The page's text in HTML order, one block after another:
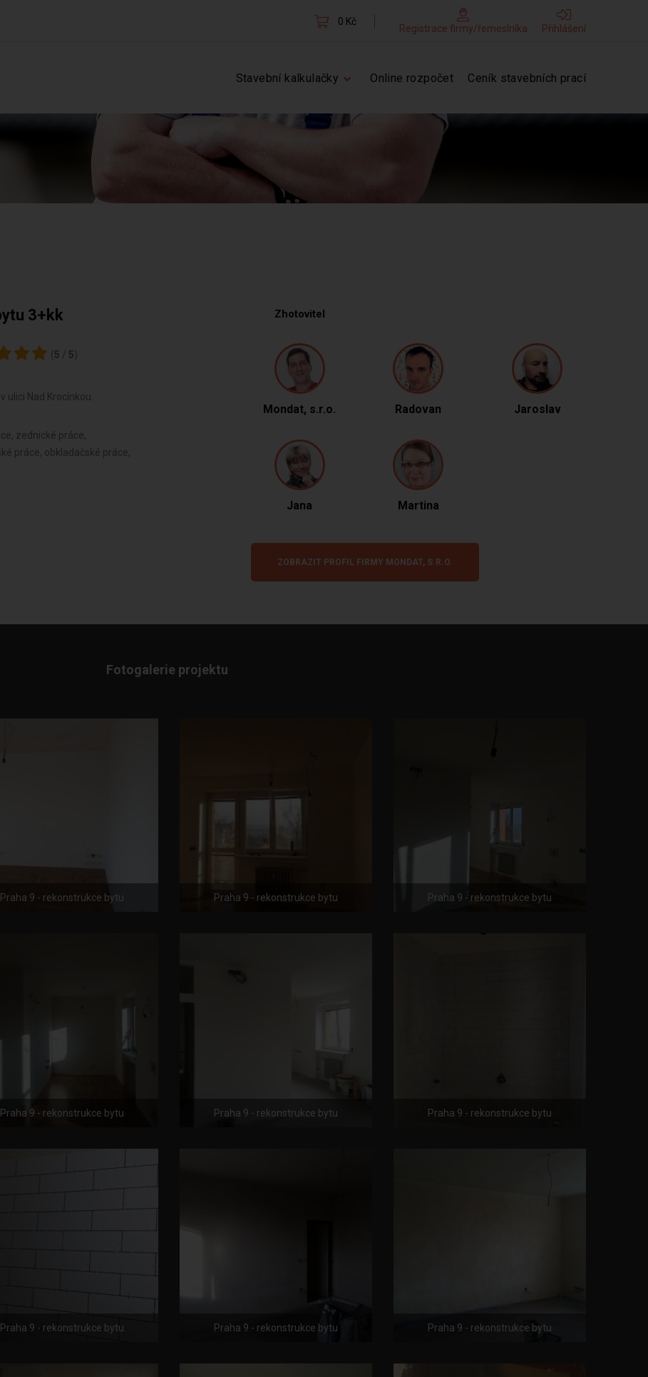
0 Kč
Registrace firmy/řemeslníka Přihlášení
Stavební kalkulačky Online rozpočet Ceník stavebních prací
3+kk
( 5 / 5)
ulici Nad Krocínkou.
zednické práce,
práce, obkladačské práce,
Zhotovitel
Mondat, s.r.o. Radovan Jaroslav
Jana Martina
ZOBRAZIT PROFIL FIRMY MONDAT, S.R.O.
Fotogalerie projektu
Praha 9 - rekonstrukce bytu Praha 9 - rekonstrukce bytu Praha 9 - rekonstrukce bytu
Praha 9 - rekonstrukce bytu Praha 9 - rekonstrukce bytu Praha 9 - rekonstrukce bytu
Praha 9 - rekonstrukce bytu Praha 9 - rekonstrukce bytu Praha 9 - rekonstrukce bytu